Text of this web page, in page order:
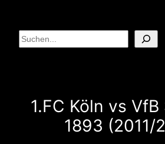
Inhalt
springen
Suchen
1.FC Köln vs
1893 (2011/